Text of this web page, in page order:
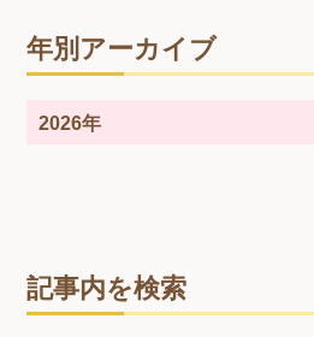
記事内を検索
年別アーカイブ
2026年